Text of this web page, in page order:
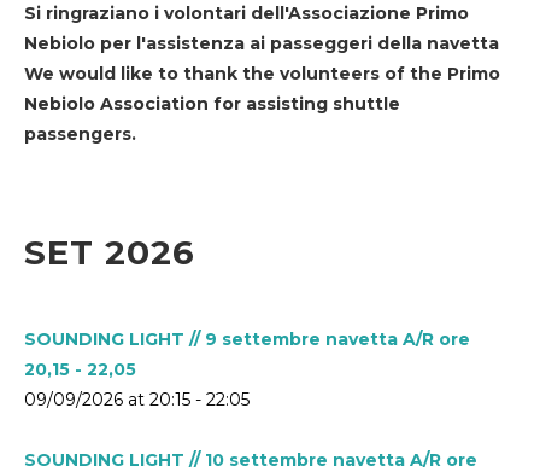
Si ringraziano i volontari dell'Associazione Primo
Nebiolo per l'assistenza ai passeggeri della navetta
We would like to thank the volunteers of the Primo
Nebiolo Association for assisting shuttle
passengers.
SET 2026
SOUNDING LIGHT // 9 settembre navetta A/R ore
20,15 - 22,05
09/09/2026 at 20:15 - 22:05
SOUNDING LIGHT // 10 settembre navetta A/R ore